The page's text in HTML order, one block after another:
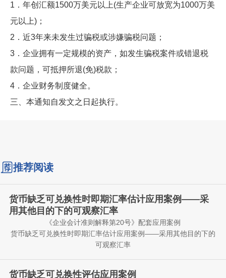
1．年创汇额1500万美元以上(生产企业可放宽为1000万美
元以上)；
2．近3年来未发生过骗税或涉嫌骗税问题；
3．企业拥有一定规模的资产，如发生骗税案件或错退税
款问题，可抵押所退(免)税款；
4．企业财务制度健全。
三、本通知自发文之日起执行。
推荐阅读
货币缺乏可兑换性时即期汇率估计应用案例——采
用其他目的下的可观察汇率
《企业会计准则解释第20号》配套应用案例
货币缺乏可兑换性时即期汇率估计应用案例——采用其他目的下的
可观察汇率
货币缺乏可兑换性评估应用案例